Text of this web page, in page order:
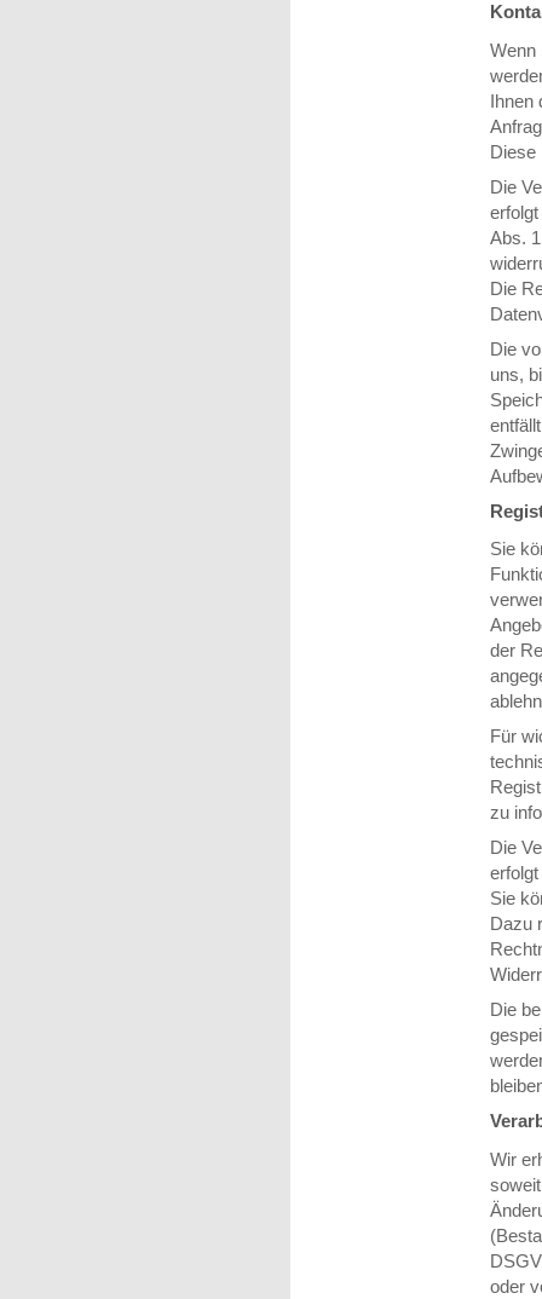
Wenn
Ihnen
Diese
Die
Abs.
Die
Die
uns,
Sie
der
Für
zu
Die
Sie
Dazu
Die
Wir
oder